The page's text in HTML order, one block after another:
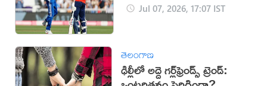
Jul 07, 2026, 17:07 IST
తెలంగాణ
ఢిల్లీలో అద్దె గర్ల్‌ఫ్రెండ్స్ ట్రెండ్: